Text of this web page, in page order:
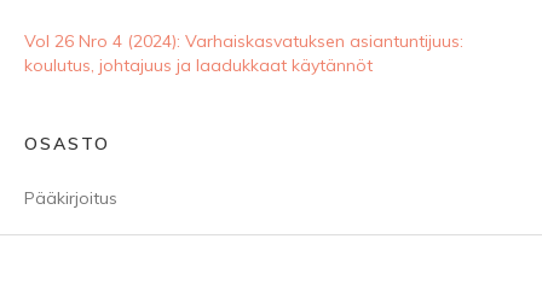
Vol 26 Nro 4 (2024): Varhaiskasvatuksen asiantuntijuus:
koulutus, johtajuus ja laadukkaat käytännöt
OSASTO
Pääkirjoitus